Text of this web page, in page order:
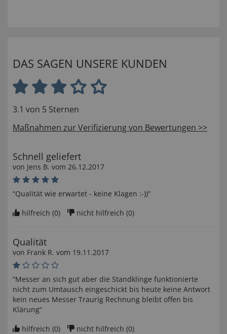
DAS SAGEN UNSERE KUNDEN
3.1 von 5 Sternen
Maßnahmen zur Verifizierung von Bewertungen >>
Schnell geliefert
von Jens B. vom 26.12.2017
“Qualität wie erwartet - keine Klagen :-))”
hilfreich (0) nicht hilfreich (0)
Qualität
von Frank R. vom 19.11.2017
“Messer an sich gut aber die Standklinge funktionierte
nicht zum Umtausch eingeschickt bis heute keine Antwort
kein neues Messer Traurig Rechnung bleibt offen bis
Klärung”
hilfreich (0) nicht hilfreich (0)